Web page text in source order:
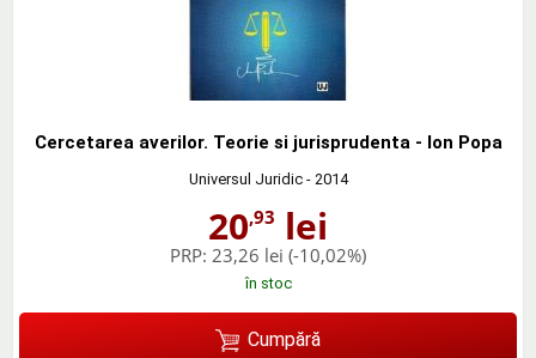
Cercetarea averilor. Teorie si jurisprudenta - Ion Popa
Universul Juridic- 2014
20,93 lei
PRP: 23,26 lei (-10,02%)
în stoc
Cumpără